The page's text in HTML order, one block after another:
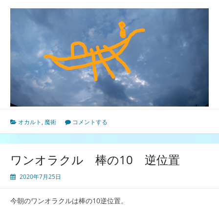
オカルト , 魔術 コメントする
ワンオラクル 棒の10 逆位置
2020年7月25日
今朝のワンオラクルは棒の10逆位置。